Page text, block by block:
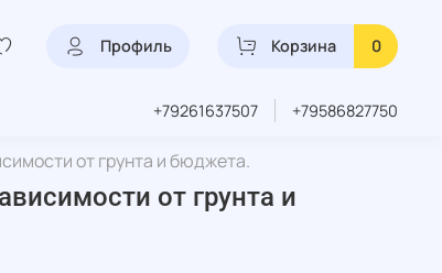
Профиль Корзина 0
+79261637507 +79586827750
от грунта и бюджета.
от грунта и